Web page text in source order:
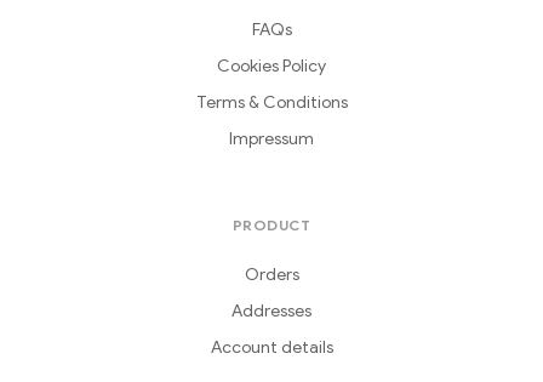
FAQs
Cookies Policy
Terms & Conditions
Impressum
PRODUCT
Orders
Addresses
Account details